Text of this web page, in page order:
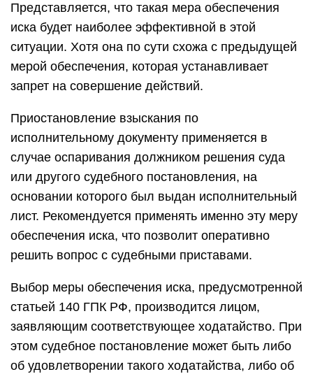
Представляется, что такая мера обеспечения
иска будет наиболее эффективной в этой
ситуации. Хотя она по сути схожа с предыдущей
мерой обеспечения, которая устанавливает
запрет на совершение действий.
Приостановление взыскания по
исполнительному документу применяется в
случае оспаривания должником решения суда
или другого судебного постановления, на
основании которого был выдан исполнительный
лист. Рекомендуется применять именно эту меру
обеспечения иска, что позволит оперативно
решить вопрос с судебными приставами.
Выбор меры обеспечения иска, предусмотренной
статьей 140 ГПК РФ, производится лицом,
заявляющим соответствующее ходатайство. При
этом судебное постановление может быть либо
об удовлетворении такого ходатайства, либо об